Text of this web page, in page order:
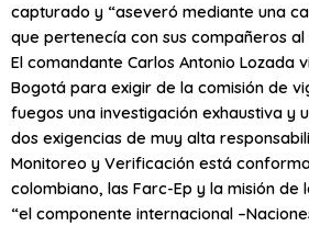
capturado y “aseveró mediante una
que pertenecía con sus compañeros al
El comandante Carlos Antonio Lozada
Bogotá para exigir de la comisión de
fuegos una investigación exhaustiva y
dos exigencias de muy alta
Monitoreo y Verificación está
colombiano, las Farc-Ep y la misión de
“el componente internacional